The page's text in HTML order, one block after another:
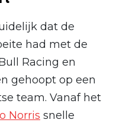
dat de
had met de
Racing en
gehoopt op een
team. Vanaf het
Norris snelle